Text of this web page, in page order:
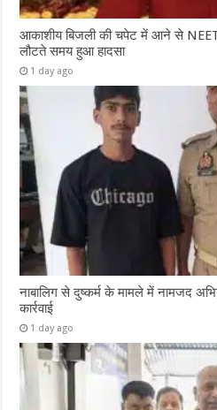
आकाशीय बिजली की चपेट में आने से
लौटते समय हुआ हादसा
1 day ago
नाबालिग से दुष्कर्म के मामले में नामजद
कार्रवाई
1 day ago